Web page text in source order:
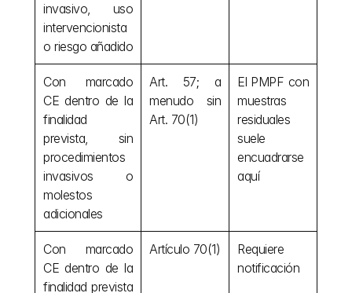
invasivo, uso
intervencionista
o riesgo añadido
Con marcado
CE dentro de la
finalidad
prevista, sin
procedimientos
invasivos o
molestos
adicionales
Art. 57; a
menudo sin
Art. 70(1)
El PMPF con
muestras
residuales
suele
encuadrarse
aquí
Con marcado
CE dentro de la
finalidad prevista
Artículo 70(1)
Requiere
notificación